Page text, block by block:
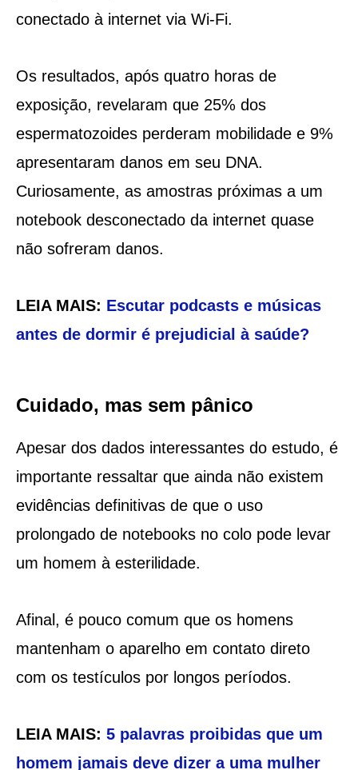
conectado à internet via Wi-Fi.
Os resultados, após quatro horas de
exposição, revelaram que 25% dos
espermatozoides perderam mobilidade e 9%
apresentaram danos em seu DNA.
Curiosamente, as amostras próximas a um
notebook desconectado da internet quase
não sofreram danos.
LEIA MAIS: Escutar podcasts e músicas
antes de dormir é prejudicial à saúde?
Cuidado, mas sem pânico
Apesar dos dados interessantes do estudo, é
importante ressaltar que ainda não existem
evidências definitivas de que o uso
prolongado de notebooks no colo pode levar
um homem à esterilidade.
Afinal, é pouco comum que os homens
mantenham o aparelho em contato direto
com os testículos por longos períodos.
LEIA MAIS: 5 palavras proibidas que um
homem jamais deve dizer a uma mulher